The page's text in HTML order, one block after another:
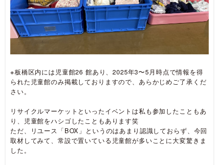
※板橋区内には児童館26 館あり、2025年3〜5月時点で情報を得
られた児童館のみ掲載しておりますので、あらかじめご了承くだ
さい。
リサイクルマーケットといったイベントは私も参加したこともあ
り、児童館をハシゴしたこともあります笑
ただ、リユース「BOX」というのはあまり認識しておらず、今回
取材してみて、常設で置いている児童館が多いことに大変驚きま
した。